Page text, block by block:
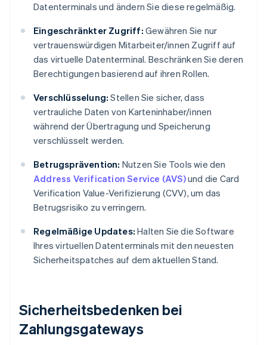
Datenterminals und ändern Sie diese regelmäßig.
Eingeschränkter Zugriff: Gewähren Sie nur
vertrauenswürdigen Mitarbeiter/innen Zugriff auf
das virtuelle Datenterminal. Beschränken Sie deren
Berechtigungen basierend auf ihren Rollen.
Verschlüsselung: Stellen Sie sicher, dass
vertrauliche Daten von Karteninhaber/innen
während der Übertragung und Speicherung
verschlüsselt werden.
Betrugsprävention: Nutzen Sie Tools wie den
Address Verification Service (AVS)und die Card
Verification Value-Verifizierung (CVV), um das
Betrugsrisiko zu verringern.
Regelmäßige Updates: Halten Sie die Software
Ihres virtuellen Datenterminals mit den neuesten
Sicherheitspatches auf dem aktuellen Stand.
Sicherheitsbedenken bei
Zahlungsgateways